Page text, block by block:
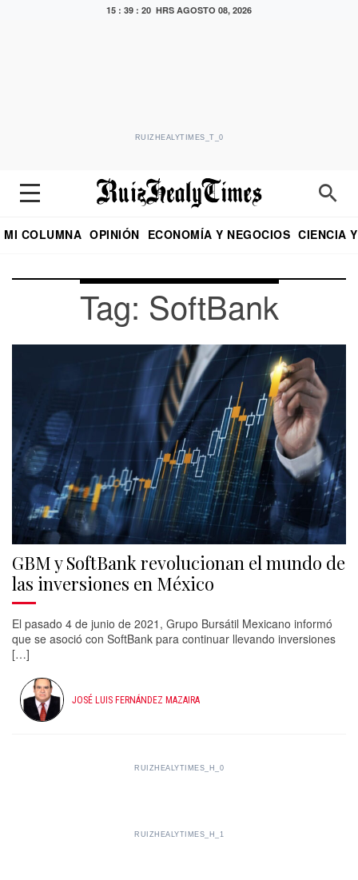
15 : 39 : 20 HRS AGOSTO 08, 2026
RUIZHEALYTIMES_T_0
MI COLUMNA OPINIÓN ECONOMÍA Y NEGOCIOS CIENCIA
Tag: SoftBank
GBM y SoftBank revolucionan el mundo de
las inversiones en México
El pasado 4 de junio de 2021, Grupo Bursátil Mexicano informó
que se asoció con SoftBank para continuar llevando inversiones
[…]
JOSÉ LUIS FERNÁNDEZ MAZAIRA
RUIZHEALYTIMES_H_0
RUIZHEALYTIMES_H_1